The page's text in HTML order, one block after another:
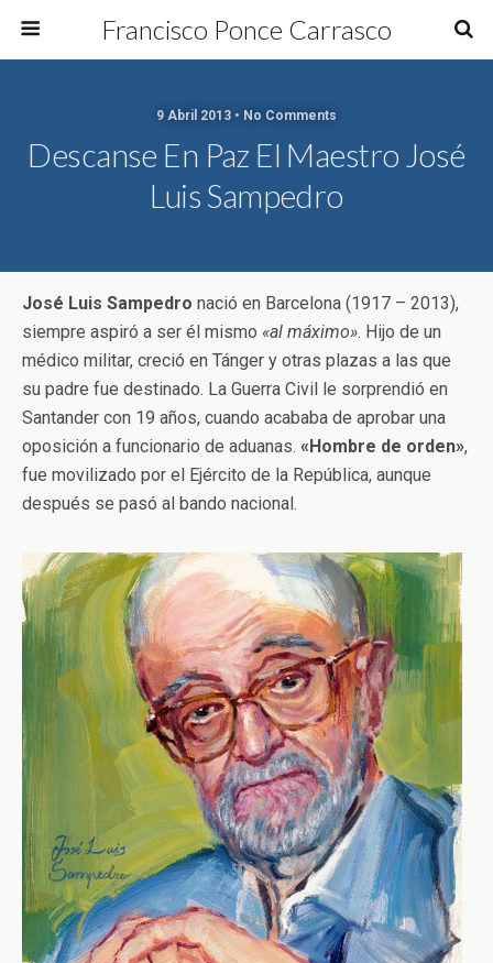
Francisco Ponce Carrasco
9 Abril 2013 • No Comments
Descanse En Paz El Maestro José
Luis Sampedro
José Luis Sampedro nació en Barcelona (1917 – 2013),
siempre aspiró a ser él mismo «al máximo». Hijo de un
médico militar, creció en Tánger y otras plazas a las que
su padre fue destinado. La Guerra Civil le sorprendió en
Santander con 19 años, cuando acababa de aprobar una
oposición a funcionario de aduanas. «Hombre de orden»,
fue movilizado por el Ejército de la República, aunque
después se pasó al bando nacional.